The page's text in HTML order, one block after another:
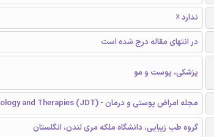
ندارد ☓
در انتهای مقاله درج شده است
پزشکی، پوست و مو
مجله امراض پوستی و درمان - (Journal of Dermatology and Therapies (JDT
گروه طب زیبایی، دانشگاه ملکه مری لندن، انگلستان